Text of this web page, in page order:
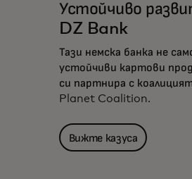
Устойчиво
DZ Bank
Тази немска банка не
устойчиви картови
си партнира с
Planet Coalition.
Вижте казуса